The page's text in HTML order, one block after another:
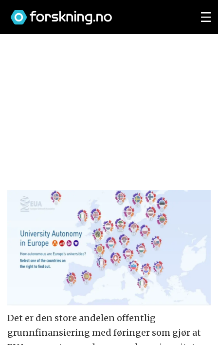
Det er den store andelen offentlig
grunnfinansiering med føringer som gjør at